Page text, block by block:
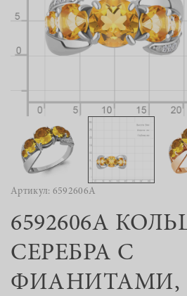
Артикул: 6592606А
6592606А
СЕРЕБРА С
ФИАНИТАМИ,